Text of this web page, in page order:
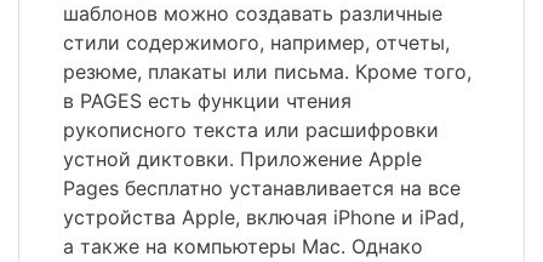
шаблонов можно создавать различные
стили содержимого, например, отчеты,
резюме, плакаты или письма. Кроме того,
в PAGES есть функции чтения
рукописного текста или расшифровки
устной диктовки. Приложение Apple
Pages бесплатно устанавливается на все
устройства Apple, включая iPhone и iPad,
а также на компьютеры Mac. Однако